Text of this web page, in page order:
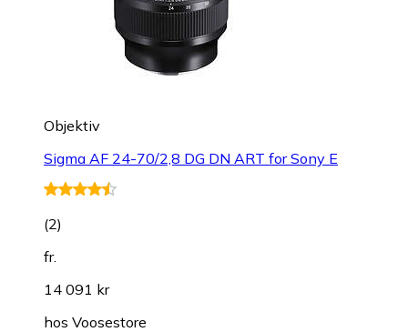
Objektiv
Sigma AF 24-70/2,8 DG DN ART for Sony E
(2)
fr.
14 091 kr
hos Voosestore